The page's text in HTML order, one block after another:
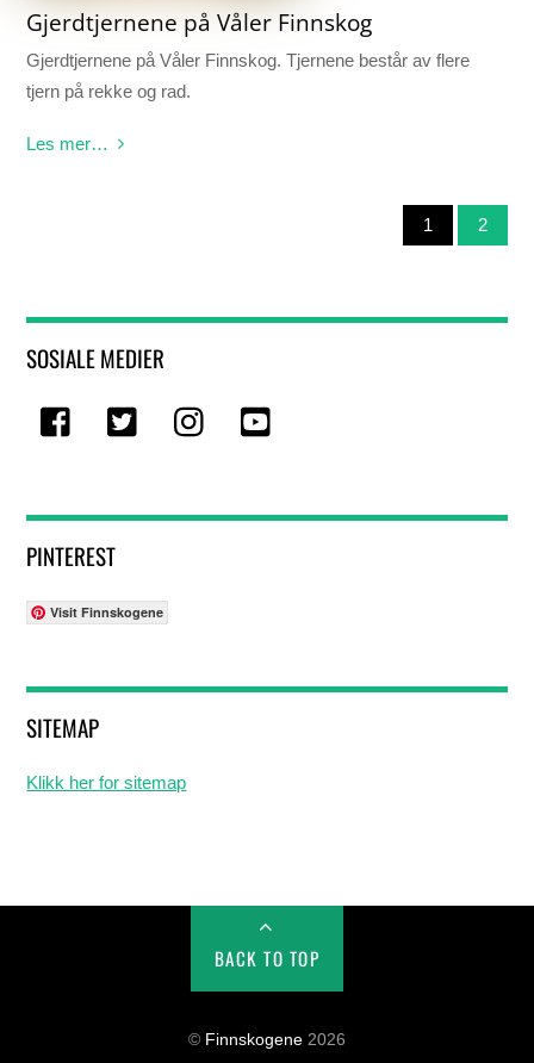
Gjerdtjernene på Våler Finnskog
Gjerdtjernene på Våler Finnskog. Tjernene består av flere
tjern på rekke og rad.
Les mer…
1 2
SOSIALE MEDIER
Facebook Twitter Instagram
PINTEREST
Visit Finnskogene
SITEMAP
Klikk her for sitemap
BACK TO TOP
© Finnskogene 2026